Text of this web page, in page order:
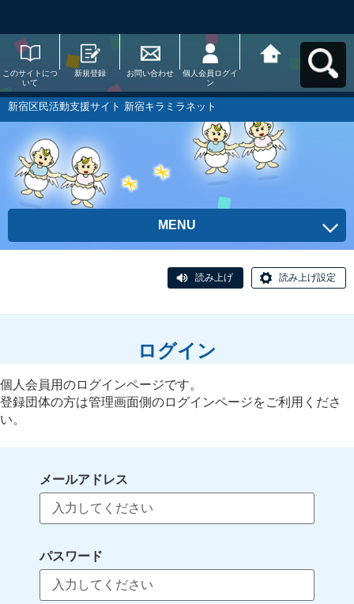
このサイトにつ
いて
新規登録 お問い合わせ
個人会員ログイ
ン
ラミラネットへ
新宿区民活動支援サイト 新宿キラミラネット
MENU
読み上げ 読み上げ設定
ログイン
個人会員用のログインページです。
登録団体の方は管理画面側のログインページをご利用くださ
い。
メールアドレス
パスワード